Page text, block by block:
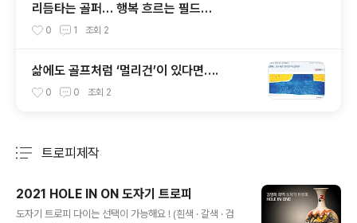
리듬타는 골퍼… 행복 흐르는 필드…
0 1 조회 2
삶에도 골프처럼 ‘멀리건’이 있다면….
0 0 조회 2
트로피제작
2021 HOLE IN ON 도자기 트로피
도자기 트로피 다이는 선택이 가능해요 ! (흰색 · 갈색 · 검